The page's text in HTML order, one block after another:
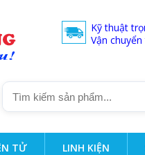
Kỹ thuật
Vận
TỬ LINH KIỆN